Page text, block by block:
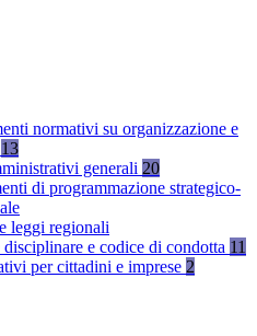
normativi su organizzazione e
13
generali 20
di programmazione strategico-
leggi regionali
e codice di condotta 11
per cittadini e imprese 2